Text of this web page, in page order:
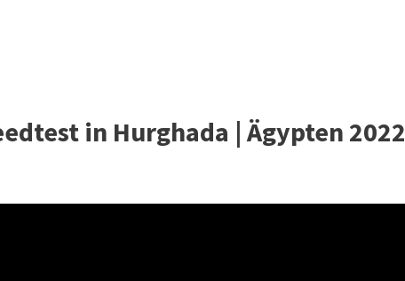
in Hurghada | Ägypten 2022